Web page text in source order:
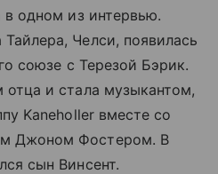
в одном из интервью.
Челси, появилась
союзе с Терезой Бэрик.
и стала музыкантом,
Kaneholler вместе со
Джоном Фостером. В
сын Винсент.